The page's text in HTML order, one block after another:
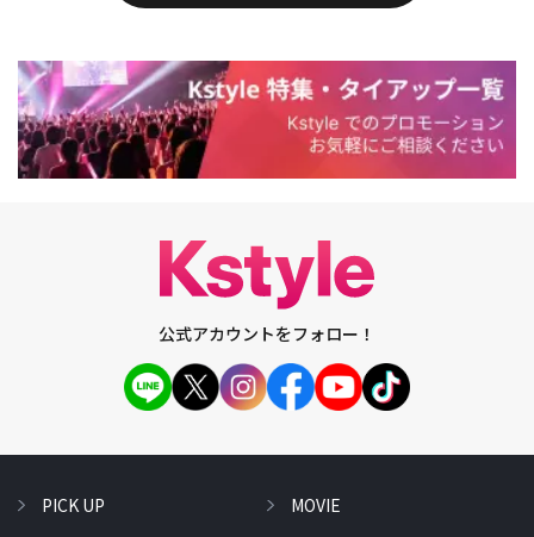
公式アカウントをフォロー！
PICK UP MOVIE